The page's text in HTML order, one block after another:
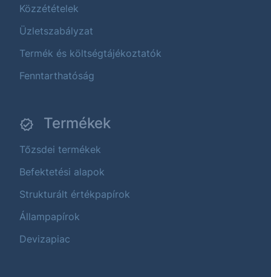
Közzétételek
Üzletszabályzat
Termék és költségtájékoztatók
Fenntarthatóság
Termékek
Tőzsdei termékek
Befektetési alapok
Strukturált értékpapírok
Állampapírok
Devizapiac